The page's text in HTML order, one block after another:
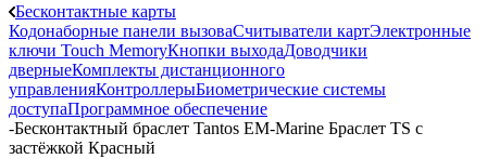
Бесконтактные карты
Кодонаборные панели вызоваСчитыватели картЭлектронные
ключи Touch MemoryКнопки выходаДоводчики
дверныеКомплекты дистанционного
управленияКонтроллерыБиометрические системы
доступаПрограммное обеспечение
-Бесконтактный браслет Tantos EM-Marine Браслет TS с
застёжкой Красный